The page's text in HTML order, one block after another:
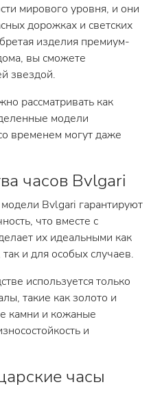
мирового уровня, и они
дорожках и светских
изделия премиум-
вы сможете
звездой.
рассматривать как
модели
временем могут даже
часов Bvlgari
Bvlgari гарантируют
что вместе с
их идеальными как
и для особых случаев.
используется только
такие как золото и
камни и кожаные
и
часы